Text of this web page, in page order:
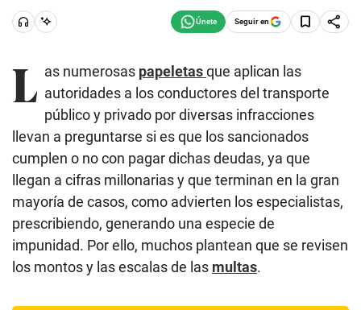
Seguir en
L as numerosas papeletasque aplican las
autoridades a los conductores del transporte
público y privado por diversas infracciones
llevan a preguntarse si es que los sancionados
cumplen o no con pagar dichas deudas, ya que
llegan a cifras millonarias y que terminan en la gran
mayoría de casos, como advierten los especialistas,
prescribiendo, generando una especie de
impunidad. Por ello, muchos plantean que se revisen
los montos y las escalas de las multas.